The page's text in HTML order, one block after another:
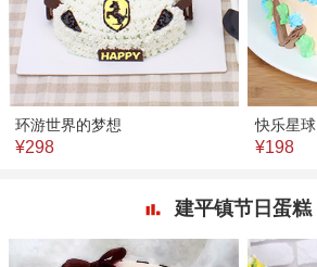
环游世界的梦想
¥298
快乐星球
¥198
建平镇节日蛋糕